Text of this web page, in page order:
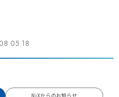
NiXからのお知らせ